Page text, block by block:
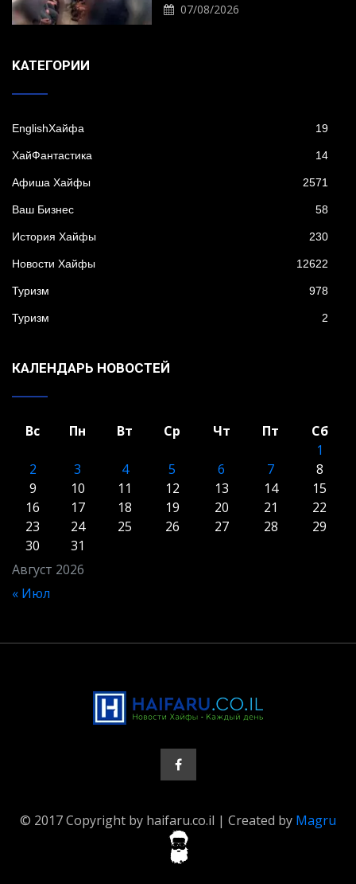
07/08/2026
KАТЕГОРИИ
EnglishХайфа 19
XайФантастика 14
Афиша Хайфы 2571
Ваш Бизнес 58
История Хайфы 230
Новости Хайфы 12622
Туризм 978
Туризм 2
КАЛЕНДАРЬ НОВОСТЕЙ
Август 2026
Вс Пн Вт Ср Чт Пт
Сб
1
2
3 4 5 6 7
8
9
10 11 12 13 14
15
16
17 18 19 20 21
22
23
24 25 26 27 28
29
30
31
« Июл
© 2017 Copyright by haifaru.co.il | Created by Magru